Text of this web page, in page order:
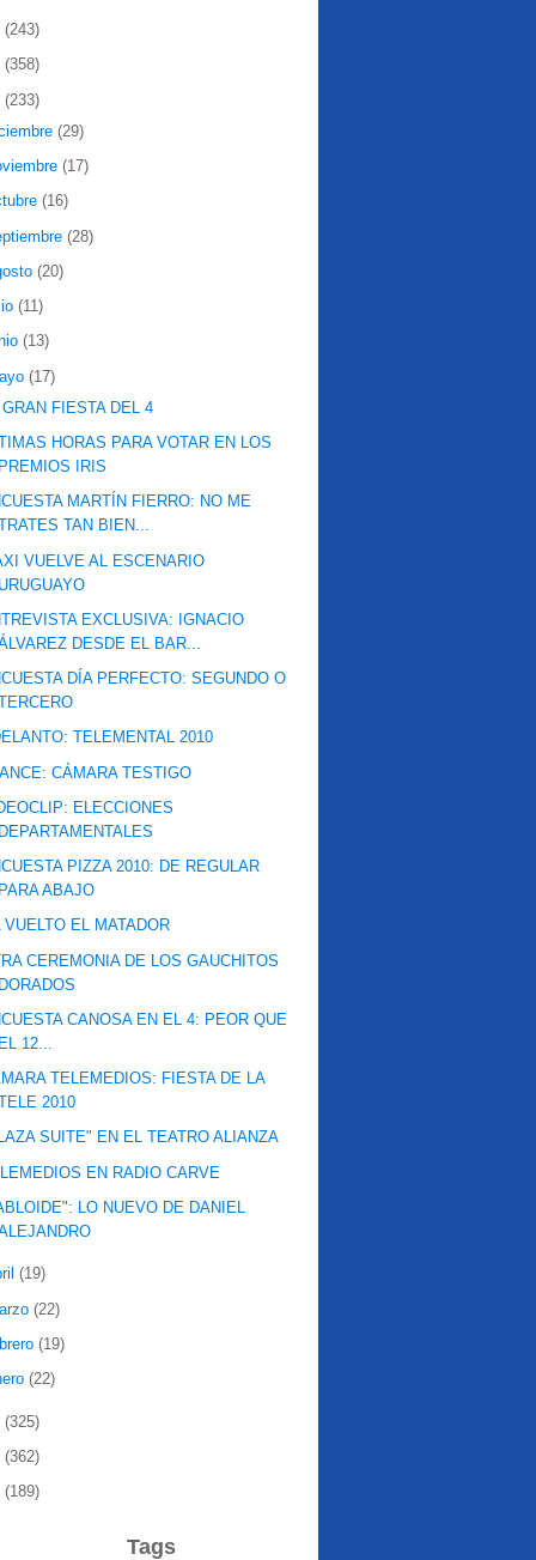
(243)
(358)
(233)
(29)
(17)
(16)
(28)
(20)
(11)
(13)
(17)
GRAN FIESTA DEL 4
HORAS PARA VOTAR EN LOS
IRIS
MARTÍN FIERRO: NO ME
TAN BIEN...
VUELVE AL ESCENARIO
EXCLUSIVA: IGNACIO
DESDE EL BAR...
DÍA PERFECTO: SEGUNDO O
TELEMENTAL 2010
CÁMARA TESTIGO
ELECCIONES
PIZZA 2010: DE REGULAR
ABAJO
VUELTO EL MATADOR
CEREMONIA DE LOS GAUCHITOS
CANOSA EN EL 4: PEOR QUE
12...
TELEMEDIOS: FIESTA DE LA
2010
SUITE" EN EL TEATRO ALIANZA
EN RADIO CARVE
LO NUEVO DE DANIEL
(19)
(22)
(19)
(22)
(325)
(362)
(189)
Tags